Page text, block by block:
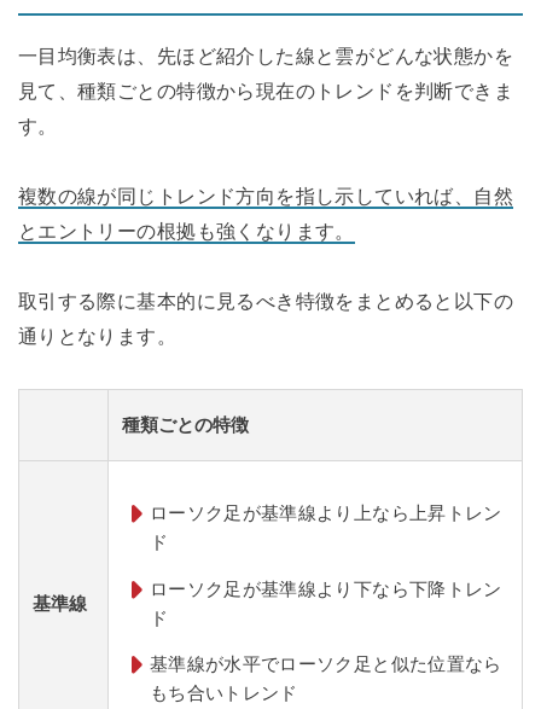
一目均衡表は、先ほど紹介した線と雲がどんな状態かを
見て、種類ごとの特徴から現在のトレンドを判断できま
す。
複数の線が同じトレンド方向を指し示していれば、自然
とエントリーの根拠も強くなります。
取引する際に基本的に見るべき特徴をまとめると以下の
通りとなります。
種類ごとの特徴
基準線
ローソク足が基準線より上なら上昇トレン
ド
ローソク足が基準線より下なら下降トレン
ド
基準線が水平でローソク足と似た位置なら
もち合いトレンド